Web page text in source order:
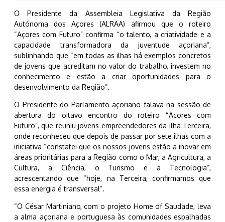
O Presidente da Assembleia Legislativa da Região
Autónoma dos Açores (ALRAA) afirmou que o roteiro
“Açores com Futuro” confirma “o talento, a criatividade e a
capacidade transformadora da juventude açoriana”,
sublinhando que “em todas as ilhas há exemplos concretos
de jovens que acreditam no valor do trabalho, investem no
conhecimento e estão a criar oportunidades para o
desenvolvimento da Região”.
O Presidente do Parlamento açoriano falava na sessão de
abertura do oitavo encontro do roteiro “Açores com
Futuro”, que reuniu jovens empreendedores da ilha Terceira,
onde reconheceu que depois de passar por sete ilhas com a
iniciativa “constatei que os nossos jovens estão a inovar em
áreas prioritárias para a Região como o Mar, a Agricultura, a
Cultura, a Ciência, o Turismo e a Tecnologia”,
acrescentando que “hoje, na Terceira, confirmamos que
essa energia é transversal”.
“O César Martiniano, com o projeto Home of Saudade, leva
a alma açoriana e portuguesa às comunidades espalhadas